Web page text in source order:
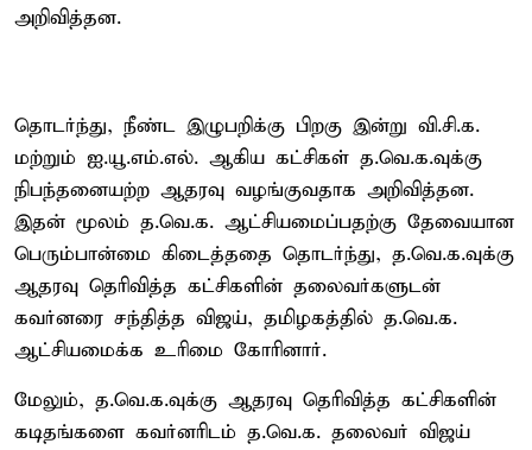
அறிவித்தன.
தொடர்ந்து, நீண்ட இழுபறிக்கு பிறகு இன்று வி.சி.க.
மற்றும் ஐ.யூ.எம்.எல். ஆகிய கட்சிகள் த.வெ.க.வுக்கு
நிபந்தனையற்ற ஆதரவு வழங்குவதாக அறிவித்தன.
இதன் மூலம் த.வெ.க. ஆட்சியமைப்பதற்கு தேவையான
பெரும்பான்மை கிடைத்ததை தொடர்ந்து, த.வெ.க.வுக்கு
ஆதரவு தெரிவித்த கட்சிகளின் தலைவர்களுடன்
கவர்னரை சந்தித்த விஜய், தமிழகத்தில் த.வெ.க.
ஆட்சியமைக்க உரிமை கோரினார்.
மேலும், த.வெ.க.வுக்கு ஆதரவு தெரிவித்த கட்சிகளின்
கடிதங்களை கவர்னரிடம் த.வெ.க. தலைவர் விஜய்